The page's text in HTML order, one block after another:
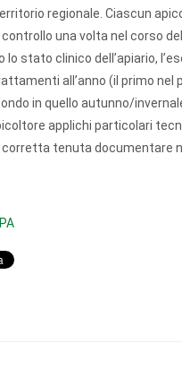
regionale. Ciascun
una volta nel corso
lo stato clinico dell’apiario,
all’anno (il primo nel
in quello autunno/
applichi particolari
corretta tenuta documentare